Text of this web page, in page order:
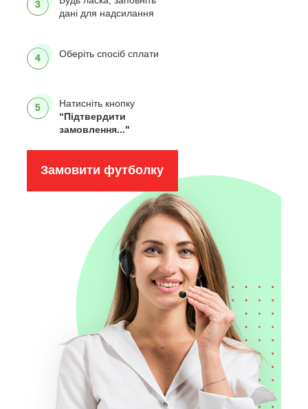
3
дані для надсилання
4 Оберіть спосіб сплати
5
Натисніть кнопку
“Підтвердити
замовлення..."
Замовити футболку